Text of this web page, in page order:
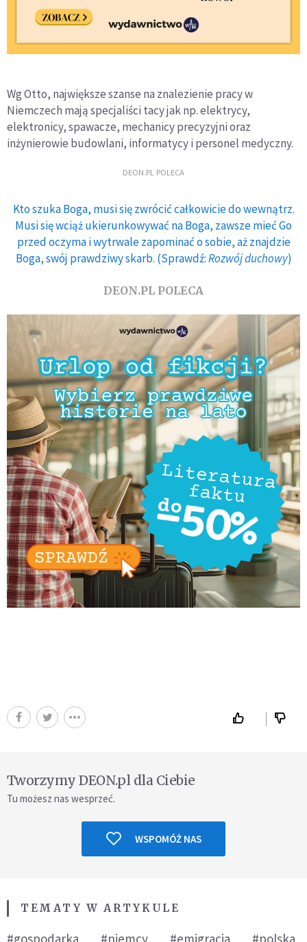
Wg Otto, największe szanse na znalezienie pracy w
Niemczech mają specjaliści tacy jak np. elektrycy,
elektronicy, spawacze, mechanicy precyzyjni oraz
inżynierowie budowlani, informatycy i personel medyczny.
DEON.PL POLECA
Kto szuka Boga, musi się zwrócić całkowicie do wewnątrz.
Musi się wciąż ukierunkowywać na Boga, zawsze mieć Go
przed oczyma i wytrwale zapominać o sobie, aż znajdzie
Boga, swój prawdziwy skarb. (Sprawdź:Rozwój duchowy)
DEON.PL POLECA
Tworzymy DEON.pl dla Ciebie
Tu możesz nas wesprzeć.
WSPOMÓŻ NAS
TEMATY W ARTYKULE
#gospodarka #niemcy #emigracja
#polska